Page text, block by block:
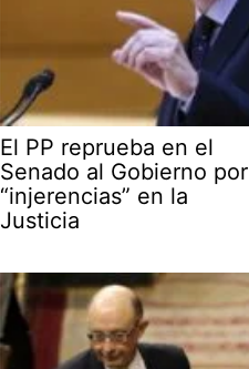
El PP reprueba en el
Senado al Gobierno por
“injerencias” en la
Justicia